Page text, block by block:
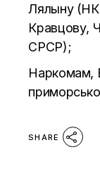
Лялыну
Кравцову,
СРСР);
Наркомам,
SHARE